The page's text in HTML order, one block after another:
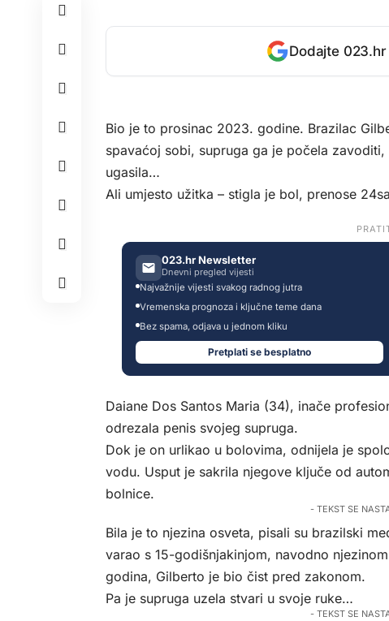
Dodajte
Bio je to prosinac 2023. godine. Brazilac
spavaćoj sobi, supruga ga je počela
ugasila…
Ali umjesto užitka – stigla je bol, prenose
023.hr Newsletter
Dnevni pregled vijesti
Najvažnije vijesti svakog radnog jutra
Vremenska prognoza i ključne teme dana
Bez spama, odjava u jednom kliku
Pretplati se besplatno
Daiane Dos Santos Maria (34), inače
odrezala penis svojeg supruga.
Dok je on urlikao u bolovima, odnijela je
vodu. Usput je sakrila njegove ključe od
bolnice.
- TEKST SE
Bila je to njezina osveta, pisali su brazilski
varao s 15-godišnjakinjom, navodno
godina, Gilberto je bio čist pred zakonom.
Pa je supruga uzela stvari u svoje ruke…
- TEKST SE